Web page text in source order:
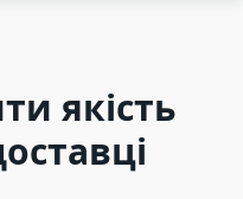
якість